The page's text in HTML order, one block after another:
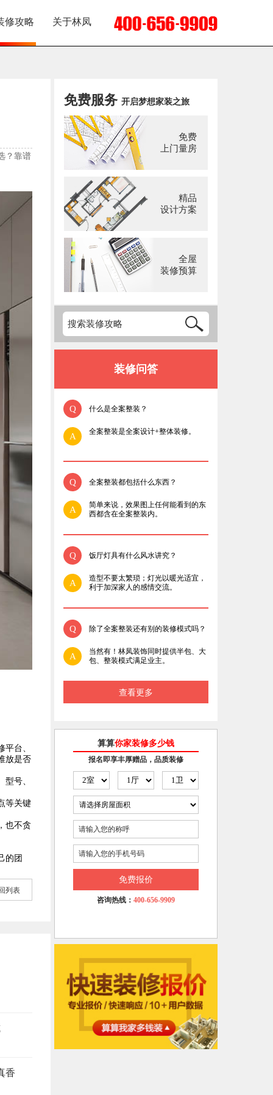
修攻略 关于林凤
？靠谱
台、
放是否
号、
等关键
也不贪
的团
列表
香
免费服务 开启梦想家装之旅
免费
上门量房
精品
设计方案
全屋
装修预算
装修问答
Q 什么是全案整装？
A 全案整装是全案设计+整体装修。
Q 全案整装都包括什么东西？
A
简单来说，效果图上任何能看到的东
西都含在全案整装内。
Q 饭厅灯具有什么风水讲究？
A
造型不要太繁琐；灯光以暖光适宜，
利于加深家人的感情交流。
Q 除了全案整装还有别的装修模式吗？
A
当然有！林凤装饰同时提供半包、大
包、整装模式满足业主。
查看更多
算算你家装修多少钱
报名即享丰厚赠品，品质装修
免费报价
咨询热线： 400-656-9909